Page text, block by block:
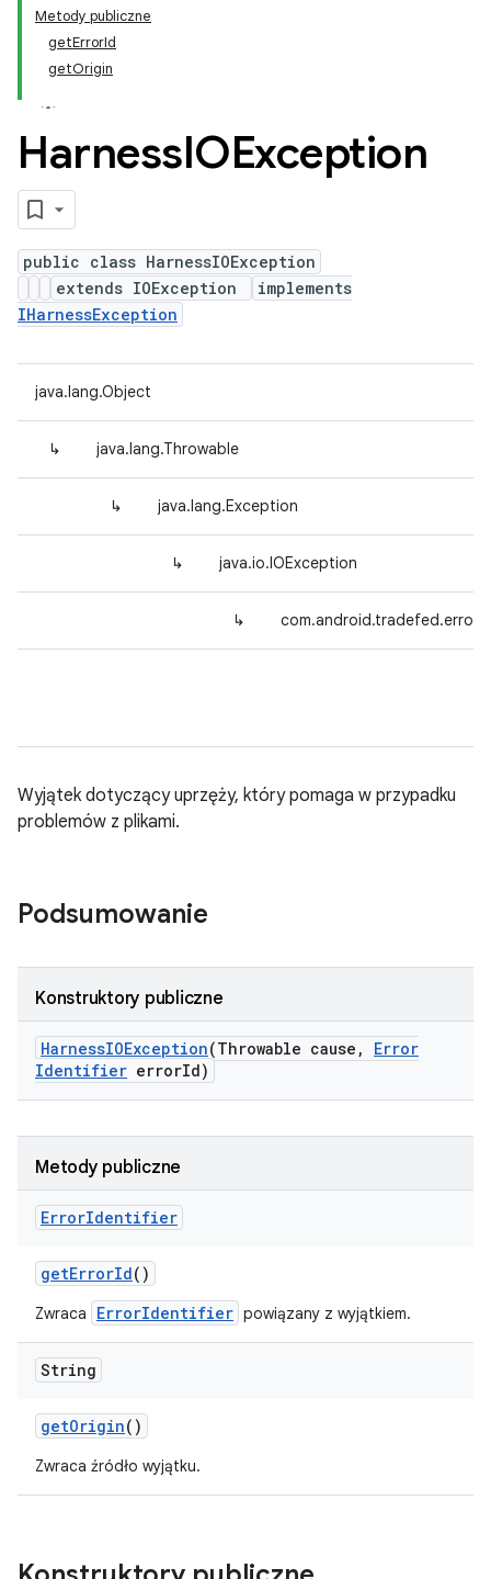
Metody publiczne
getErrorId
getOrigin
HarnessIOException
public class HarnessIOException
extends IOException
implements
IHarnessException
java.lang.Object
↳ java.lang.Throwable
↳ java.lang.Exception
↳ java.io.IOException
↳
Wyjątek dotyczący uprzęży, który pomaga w przypadku
problemów z plikami.
Podsumowanie
Konstruktory publiczne
HarnessIOException(Throwable cause ,
Error
Identifier errorId)
Metody publiczne
ErrorIdentifier
getErrorId()
Zwraca ErrorIdentifier powiązany z wyjątkiem.
String
getOrigin()
Zwraca źródło wyjątku.